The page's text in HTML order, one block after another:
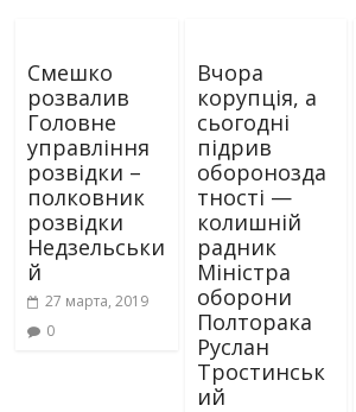
Смешко
розвалив
Головне
управління
розвідки –
полковник
розвідки
Недзельськи
й
27 марта, 2019
0
Вчора
корупція, а
сьогодні
підрив
оборонозда
тності —
колишній
радник
Міністра
оборони
Полторака
Руслан
Тростинськ
ий